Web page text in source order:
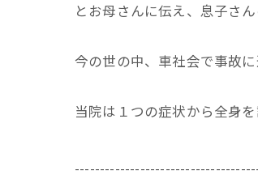
とお母さんに伝え、息子さん
今の世の中、車社会で事故
当院は１つの症状から全身